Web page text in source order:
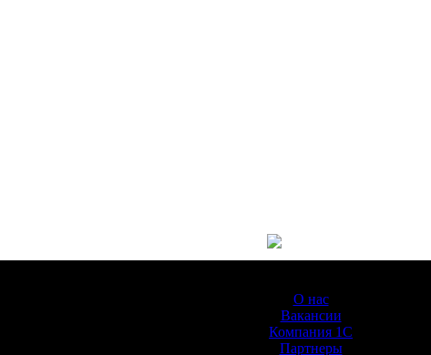
О нас
Вакансии
Компания 1С
Партнеры